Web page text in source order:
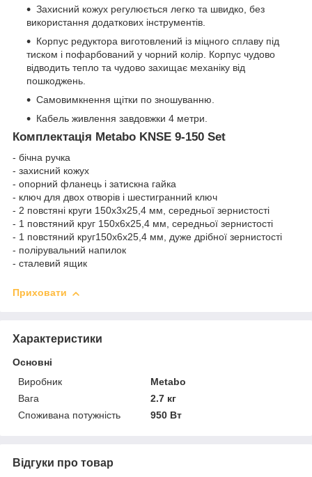
Захисний кожух регулюється легко та швидко, без
використання додаткових інструментів.
Корпус редуктора виготовлений із міцного сплаву під
тиском і пофарбований у чорний колір. Корпус чудово
відводить тепло та чудово захищає механіку від
пошкоджень.
Самовимкнення щітки по зношуванню.
Кабель живлення завдовжки 4 метри.
Комплектація Metabo KNSE 9-150 Set
- бічна ручка
- захисний кожух
- опорний фланець і затискна гайка
- ключ для двох отворів і шестигранний ключ
- 2 повстяні круги 150х3х25,4 мм, середньої зернистості
- 1 повстяний круг 150х6х25,4 мм, середньої зернистості
- 1 повстяний круг150х6х25,4 мм, дуже дрібної зернистості
- полірувальний напилок
- сталевий ящик
Приховати
Характеристики
Основні
Виробник
Metabo
Вага
2.7 кг
Споживана потужність
950 Вт
Відгуки про товар